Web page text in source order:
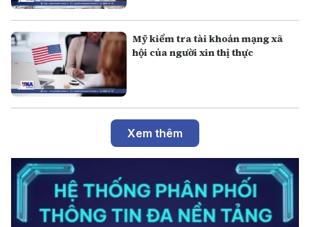
Mỹ kiểm tra tài khoản mạng xã
hội của người xin thị thực
Xem thêm